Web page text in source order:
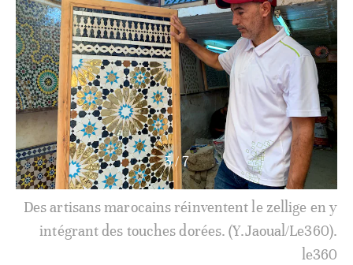
5/7
Des artisans marocains réinventent le zellige en y
intégrant des touches dorées. (Y.Jaoual/Le360).
le360